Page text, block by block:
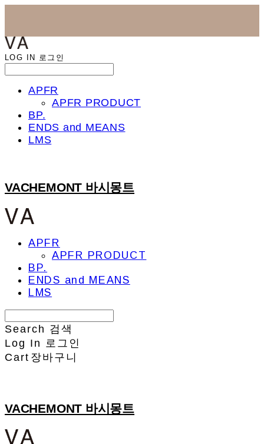
LOG IN 로그인
APFR
APFR PRODUCT
BP.
ENDS and MEANS
LMS
VACHEMONT 바시몽트
APFR
APFR PRODUCT
BP.
ENDS and MEANS
LMS
Search 검색
Log In
로그인
Cart 장바구니
VACHEMONT 바시몽트